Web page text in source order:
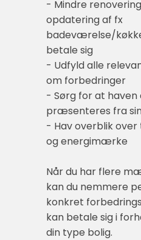
- Mindre
opdatering af fx
badeværelse/
betale sig
- Udfyld alle
om forbedringer
- Sørg for at
præsenteres fra
- Hav overblik
og energimærke
Når du har flere
kan du nemmere
konkret
kan betale sig i
din type bolig.